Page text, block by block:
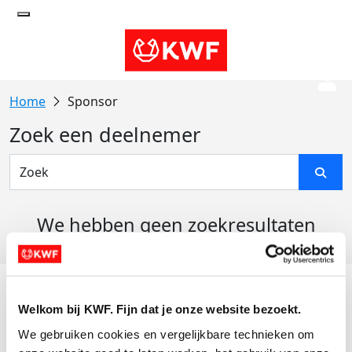
Welkom bij KWF. Fijn dat je onze website bezoekt.
We gebruiken cookies en vergelijkbare technieken om
Sponsor
Zoek een deelnemer
We hebben geen zoekresultaten
Actiematerialen
Evenementen